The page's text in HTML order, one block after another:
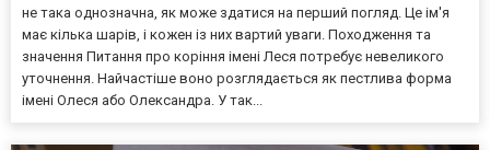
не така однозначна, як може здатися на перший погляд. Це ім'я
має кілька шарів, і кожен із них вартий уваги. Походження та
значення Питання про коріння імені Леся потребує невеликого
уточнення. Найчастіше воно розглядається як пестлива форма
імені Олеся або Олександра. У так...